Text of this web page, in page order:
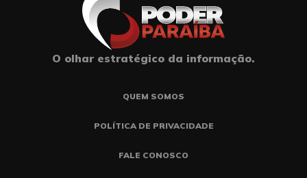
O olhar estratégico da informação.
QUEM SOMOS
POLÍTICA DE PRIVACIDADE
FALE CONOSCO